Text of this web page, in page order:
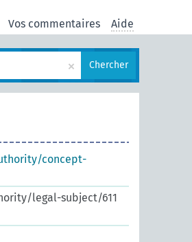
Vos commentaires Aide
× Chercher
concept-
legal-subject/611